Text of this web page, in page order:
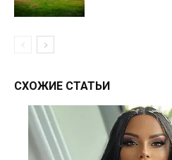
СХОЖИЕ СТАТЬИ